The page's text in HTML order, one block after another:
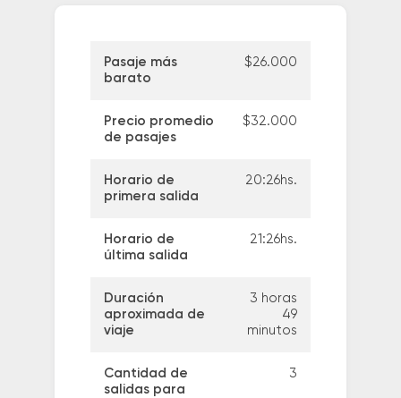
Pasaje más
barato
$26.000
Precio promedio
de pasajes
$32.000
Horario de
primera salida
20:26hs.
Horario de
última salida
21:26hs.
Duración
aproximada de
viaje
3 horas
49
minutos
Cantidad de
salidas para
3